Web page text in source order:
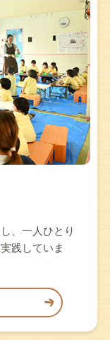
、一人ひとり
践していま